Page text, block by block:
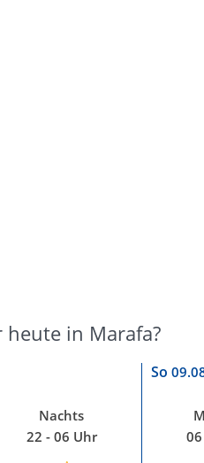
in Marafa?
So
Nachts
22 - 06 Uhr